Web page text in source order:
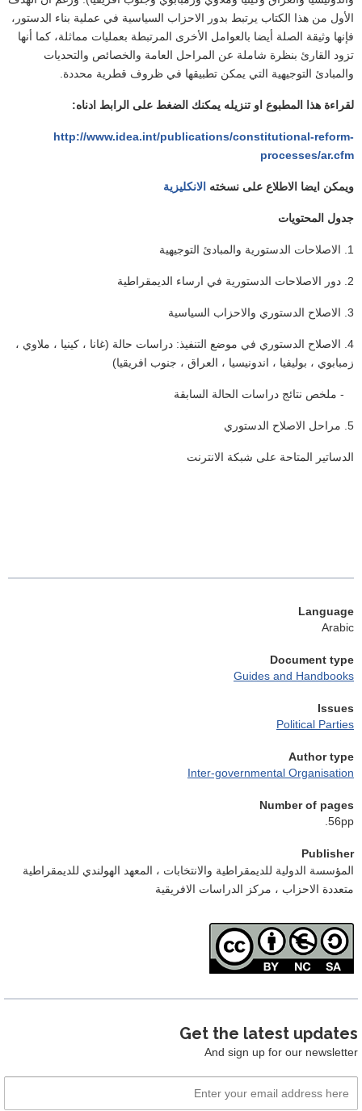
الأول من هذا الكتاب يرتبط بدور الاحزاب السياسية في عملية بناء الدستور،
فإنها وثيقة الصلة أيضا بالعوامل الأخرى المرتبطة بعمليات مماثلة، كما أنها
تزود القارئ بنظرة شاملة عن المراحل العامة والخصائص والتحديات
والمبادئ التوجيهية التي يمكن تطبيقها في ظروف قطرية محددة.
لقراءة هذا المطبوع او تنزيله يمكنك الضغط على الرابط ادناه:
http://www.idea.int/publications/constitutional-reform-
processes/ar.cfm
ويمكن ايضا الاطلاع على نسخته الانكليزية
جدول المحتويات
1. الاصلاحات الدستورية والمبادئ التوجيهية
2. دور الاصلاحات الدستورية في ارساء الديمقراطية
3. الاصلاح الدستوري والاحزاب السياسية
4. الاصلاح الدستوري في موضع التنفيذ: دراسات حالة (غانا ، كينيا ، ملاوي ،
زمبابوي ، بوليفيا ، اندونيسيا ، العراق ، جنوب افريقيا)
- ملخص نتائج دراسات الحالة السابقة
5. مراحل الاصلاح الدستوري
الدساتير المتاحة على شبكة الانترنت
Language
Arabic
Document type
Guides and Handbooks
Issues
Political Parties
Author type
Inter-governmental Organisation
Number of pages
56pp.
Publisher
المؤسسة الدولية للديمقراطية والانتخابات ، المعهد الهولندي للديمقراطية
متعددة الاحزاب ، مركز الدراسات الافريقية
Get the latest updates
And sign up for our newsletter
Email